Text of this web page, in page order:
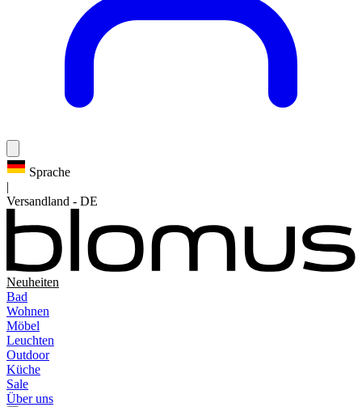
Sprache
|
Versandland - DE
Neuheiten
Bad
Wohnen
Möbel
Leuchten
Outdoor
Küche
Sale
Über uns